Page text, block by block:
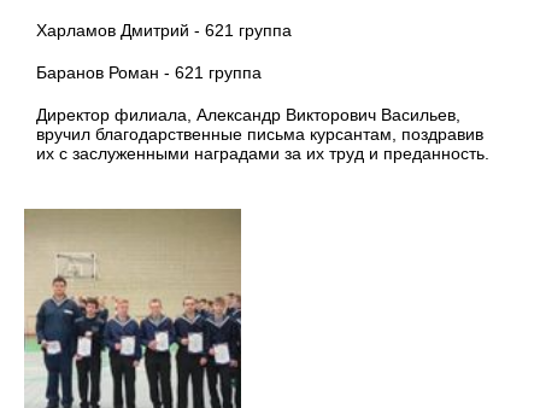
Харламов Дмитрий - 621 группа
Баранов Роман - 621 группа
Директор филиала, Александр Викторович Васильев,
вручил благодарственные письма курсантам, поздравив
их с заслуженными наградами за их труд и преданность.